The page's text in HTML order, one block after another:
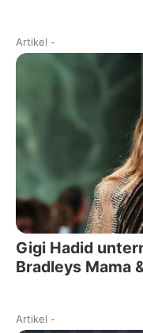
Artikel -
Gigi Hadid
Bradleys Mama
Artikel -